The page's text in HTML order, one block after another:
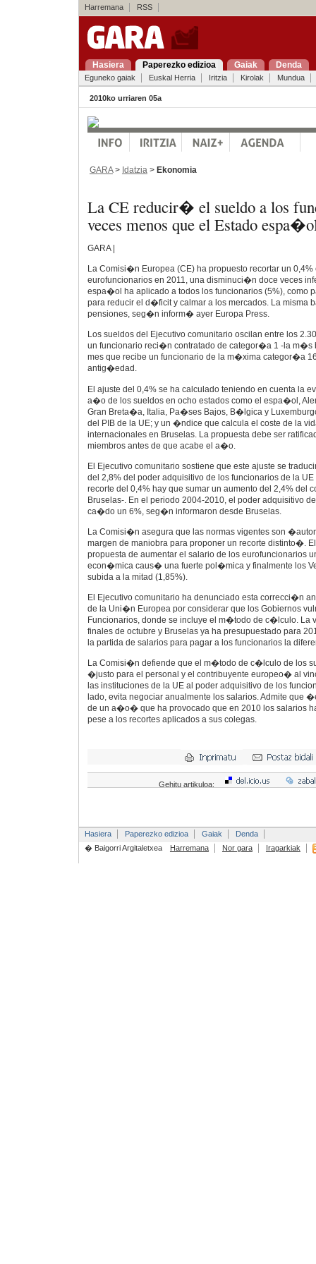
Harremana RSS
Hasiera Paperezko edizioa Gaiak Denda
Eguneko gaiak Euskal Herria Iritzia Kirolak Mundua
2010ko urriaren 05a
GARA> Idatzia > Ekonomia
La CE reducir� el sueldo a los
veces menos que el Estado
GARA |
La Comisi�n Europea (CE) ha propuesto recortar un 0,4%
eurofuncionarios en 2011, una disminuci�n doce veces
espa�ol ha aplicado a todos los funcionarios (5%), como
para reducir el d�ficit y calmar a los mercados. La misma
pensiones, seg�n inform� ayer Europa Press.
Los sueldos del Ejecutivo comunitario oscilan entre los
un funcionario reci�n contratado de categor�a 1 -la m�s
mes que recibe un funcionario de la m�xima categor�a
antig�edad.
El ajuste del 0,4% se ha calculado teniendo en cuenta la
a�o de los sueldos en ocho estados como el espa�ol,
Gran Breta�a, Italia, Pa�ses Bajos, B�lgica y
del PIB de la UE; y un �ndice que calcula el coste de la
internacionales en Bruselas. La propuesta debe ser
miembros antes de que acabe el a�o.
El Ejecutivo comunitario sostiene que este ajuste se
del 2,8% del poder adquisitivo de los funcionarios de la
recorte del 0,4% hay que sumar un aumento del 2,4% del
Bruselas-. En el periodo 2004-2010, el poder adquisitivo
ca�do un 6%, seg�n informaron desde Bruselas.
La Comisi�n asegura que las normas vigentes son
margen de maniobra para proponer un recorte distinto�.
propuesta de aumentar el salario de los eurofuncionarios
econ�mica caus� una fuerte pol�mica y finalmente los
subida a la mitad (1,85%).
El Ejecutivo comunitario ha denunciado esta correcci�n
de la Uni�n Europea por considerar que los Gobiernos
Funcionarios, donde se incluye el m�todo de c�lculo. La
finales de octubre y Bruselas ya ha presupuestado para
la partida de salarios para pagar a los funcionarios la
La Comisi�n defiende que el m�todo de c�lculo de los
�justo para el personal y el contribuyente europeo� al
las instituciones de la UE al poder adquisitivo de los
lado, evita negociar anualmente los salarios. Admite que
de un a�o� que ha provocado que en 2010 los salarios
pese a los recortes aplicados a sus colegas.
Gehitu artikuloa:
Hasiera Paperezko edizioa Gaiak
Denda
� Baigorri Argitaletxea
Harremana Nor gara Iragarkiak